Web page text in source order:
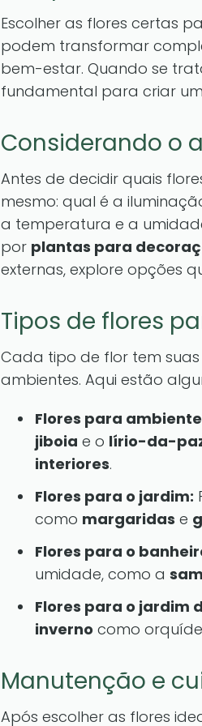
Escolher as flores certas
podem transformar
bem-estar. Quando se
fundamental para criar
Considerando o
Antes de decidir quais
mesmo: qual é a
a temperatura e a
por plantas para
externas, explore opções
Tipos de flores
Cada tipo de flor tem
ambientes. Aqui estão
Flores para
jiboia e o lírio-da-
interiores.
Flores para o jardim:
como margaridas e
Flores para o
umidade, como a
Flores para o jardim
inverno como
Manutenção e
Após escolher as flores